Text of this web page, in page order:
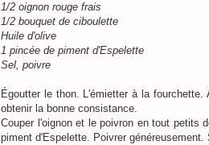
1/2 oignon rouge frais
1/2 bouquet de ciboulette
Huile d'olive
1 pincée de piment d'Espelette
Sel, poivre
Égoutter le thon. L'émietter à la
obtenir la bonne consistance.
Couper l'oignon et le poivron en tout petits
piment d'Espelette. Poivrer